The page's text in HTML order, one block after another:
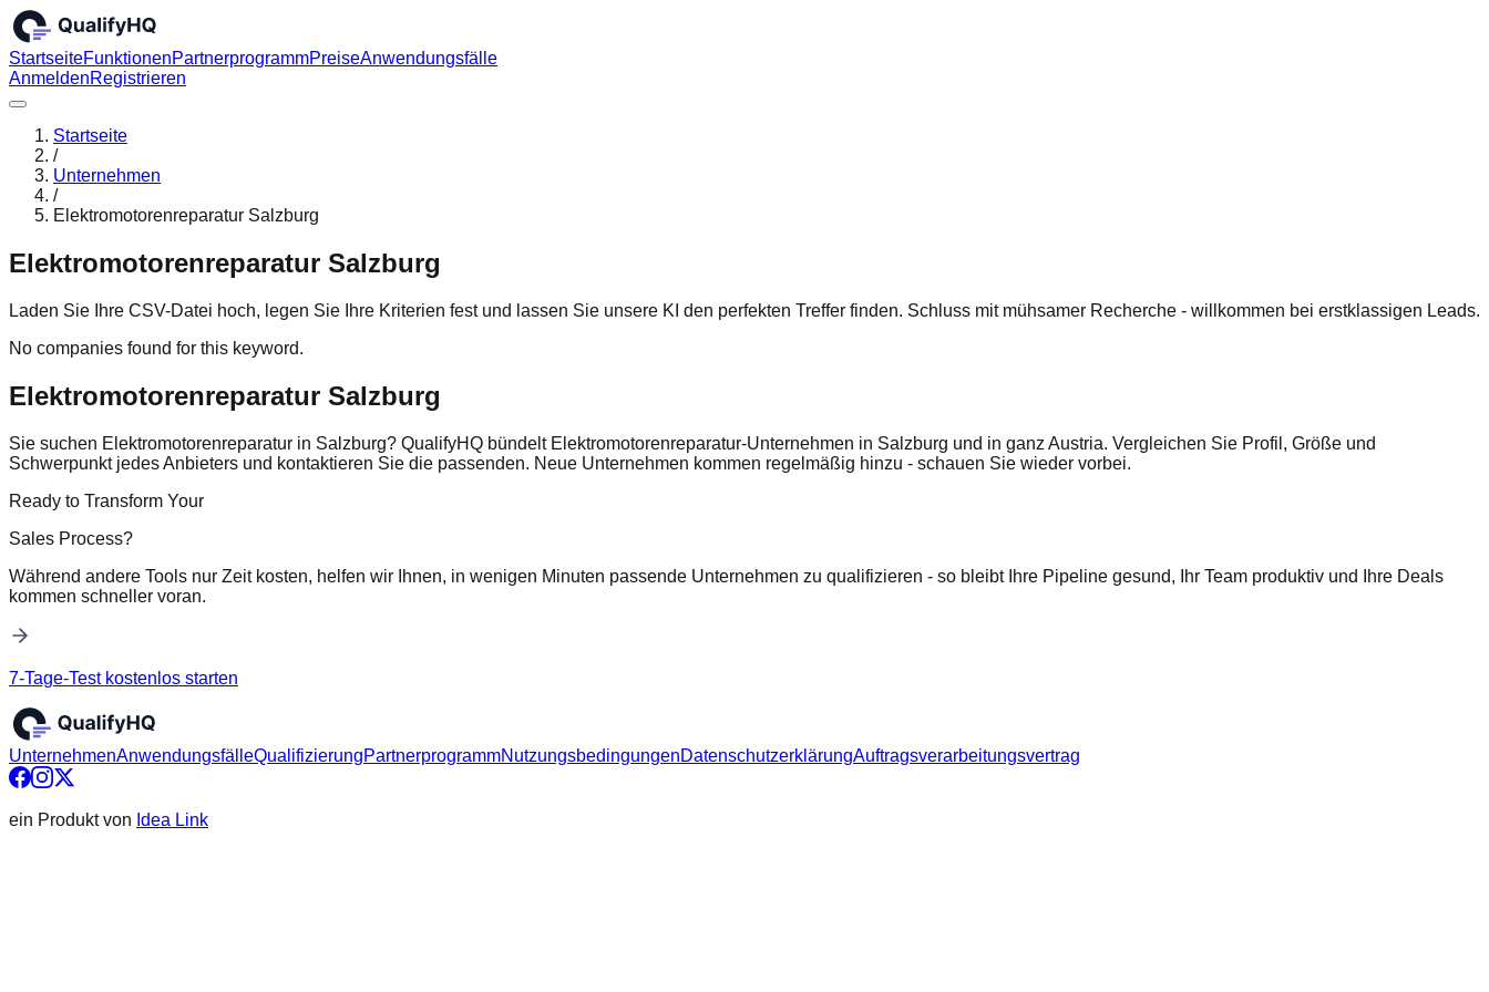
StartseiteFunktionenPartnerprogrammPreiseAnwendungsfälle
AnmeldenRegistrieren
Startseite
/
Unternehmen
/
Elektromotorenreparatur Salzburg
Elektromotorenreparatur Salzburg
Laden Sie Ihre CSV-Datei hoch, legen Sie Ihre Kriterien fest und lassen Sie unsere KI den perfekten Treffer finden. Schluss mit mühsamer Recherche - willkommen bei erstklassigen Leads.
No companies found for this keyword.
Elektromotorenreparatur Salzburg
Sie suchen Elektromotorenreparatur in Salzburg? QualifyHQ bündelt Elektromotorenreparatur-Unternehmen in Salzburg und in ganz Austria. Vergleichen Sie Profil, Größe und
Schwerpunkt jedes Anbieters und kontaktieren Sie die passenden. Neue Unternehmen kommen regelmäßig hinzu - schauen Sie wieder vorbei.
Ready to Transform Your
Sales Process?
Während andere Tools nur Zeit kosten, helfen wir Ihnen, in wenigen Minuten passende Unternehmen zu qualifizieren - so bleibt Ihre Pipeline gesund, Ihr Team produktiv und Ihre Deals
kommen schneller voran.
7-Tage-Test kostenlos starten
UnternehmenAnwendungsfälleQualifizierungPartnerprogrammNutzungsbedingungenDatenschutzerklärungAuftragsverarbeitungsvertrag
ein Produkt von Idea Link